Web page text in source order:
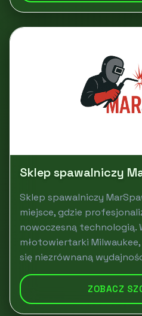
Sklep spawalniczy
Sklep spawalniczy
miejsce, gdzie
nowoczesną technologią.
młotowiertarki
się niezrównaną
ZOBACZ